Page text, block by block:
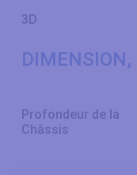
3D
DIMENSION,
Profondeur de la
Châssis